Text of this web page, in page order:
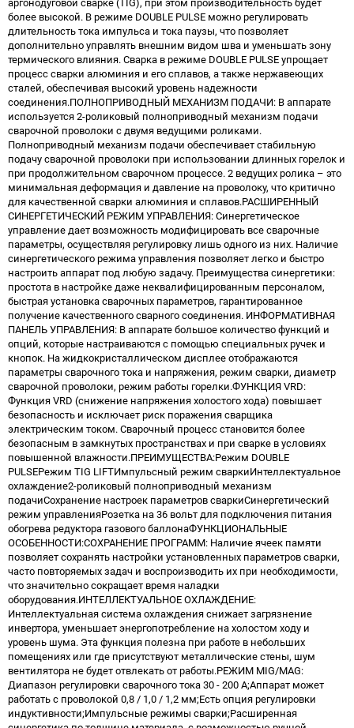
аргонодуговой сварке (TIG), при этом производительность будет
более высокой. В режиме DOUBLE PULSE можно регулировать
длительность тока импульса и тока паузы, что позволяет
дополнительно управлять внешним видом шва и уменьшать зону
термического влияния. Сварка в режиме DOUBLE PULSE упрощает
процесс сварки алюминия и его сплавов, а также нержавеющих
сталей, обеспечивая высокий уровень надежности
соединения.ПОЛНОПРИВОДНЫЙ МЕХАНИЗМ ПОДАЧИ: В аппарате
используется 2-роликовый полноприводный механизм подачи
сварочной проволоки с двумя ведущими роликами.
Полноприводный механизм подачи обеспечивает стабильную
подачу сварочной проволоки при использовании длинных горелок и
при продолжительном сварочном процессе. 2 ведущих ролика – это
минимальная деформация и давление на проволоку, что критично
для качественной сварки алюминия и сплавов.РАСШИРЕННЫЙ
СИНЕРГЕТИЧЕСКИЙ РЕЖИМ УПРАВЛЕНИЯ: Синергетическое
управление дает возможность модифицировать все сварочные
параметры, осуществляя регулировку лишь одного из них. Наличие
синергетического режима управления позволяет легко и быстро
настроить аппарат под любую задачу. Преимущества синергетики:
простота в настройке даже неквалифицированным персоналом,
быстрая установка сварочных параметров, гарантированное
получение качественного сварного соединения. ИНФОРМАТИВНАЯ
ПАНЕЛЬ УПРАВЛЕНИЯ: В аппарате большое количество функций и
опций, которые настраиваются с помощью специальных ручек и
кнопок. На жидкокристаллическом дисплее отображаются
параметры сварочного тока и напряжения, режим сварки, диаметр
сварочной проволоки, режим работы горелки.ФУНКЦИЯ VRD:
Функция VRD (снижение напряжения холостого хода) повышает
безопасность и исключает риск поражения сварщика
электрическим током. Сварочный процесс становится более
безопасным в замкнутых пространствах и при сварке в условиях
повышенной влажности.ПРЕИМУЩЕСТВА:Режим DOUBLE
PULSEРежим TIG LIFTИмпульсный режим сваркиИнтеллектуальное
охлаждение2-роликовый полноприводный механизм
подачиСохранение настроек параметров сваркиСинергетический
режим управленияРозетка на 36 вольт для подключения питания
обогрева редуктора газового баллонаФУНКЦИОНАЛЬНЫЕ
ОСОБЕННОСТИ:СОХРАНЕНИЕ ПРОГРАММ: Наличие ячеек памяти
позволяет сохранять настройки установленных параметров сварки,
часто повторяемых задач и воспроизводить их при необходимости,
что значительно сокращает время наладки
оборудования.ИНТЕЛЛЕКТУАЛЬНОЕ ОХЛАЖДЕНИЕ:
Интеллектуальная система охлаждения снижает загрязнение
инвертора, уменьшает энергопотребление на холостом ходу и
уровень шума. Эта функция полезна при работе в небольших
помещениях или где присутствуют металлические стены, шум
вентилятора не будет отвлекать от работы.РЕЖИМ MIG/MAG:
Диапазон регулировки сварочного тока 30 - 200 А;Аппарат может
работать с проволокой 0,8 / 1,0 / 1,2 мм;Есть опция регулировки
индуктивности;Импульсные режимы сварки;Расширенная